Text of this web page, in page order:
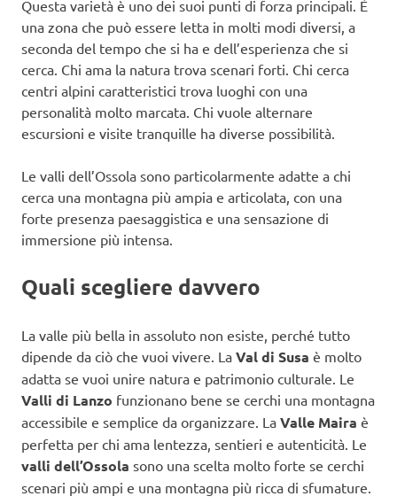
Questa varietà è uno dei suoi punti di forza principali. È
una zona che può essere letta in molti modi diversi, a
seconda del tempo che si ha e dell’esperienza che si
cerca. Chi ama la natura trova scenari forti. Chi cerca
centri alpini caratteristici trova luoghi con una
personalità molto marcata. Chi vuole alternare
escursioni e visite tranquille ha diverse possibilità.
Le valli dell’Ossola sono particolarmente adatte a chi
cerca una montagna più ampia e articolata, con una
forte presenza paesaggistica e una sensazione di
immersione più intensa.
Quali scegliere davvero
La valle più bella in assoluto non esiste, perché tutto
dipende da ciò che vuoi vivere. La Val di Susa è molto
adatta se vuoi unire natura e patrimonio culturale. Le
Valli di Lanzo funzionano bene se cerchi una montagna
accessibile e semplice da organizzare. La Valle Maira è
perfetta per chi ama lentezza, sentieri e autenticità. Le
valli dell’Ossola sono una scelta molto forte se cerchi
scenari più ampi e una montagna più ricca di sfumature.